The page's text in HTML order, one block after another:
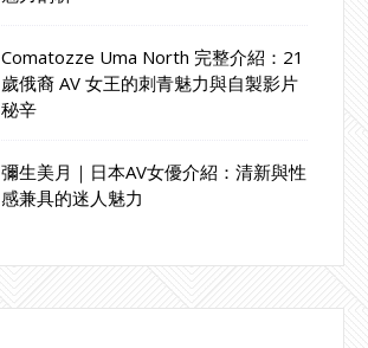
Comatozze Uma North 完整介紹：21
歲俄裔 AV 女王的刺青魅力與自製影片
秘辛
彌生美月｜日本AV女優介紹：清新與性
感兼具的迷人魅力